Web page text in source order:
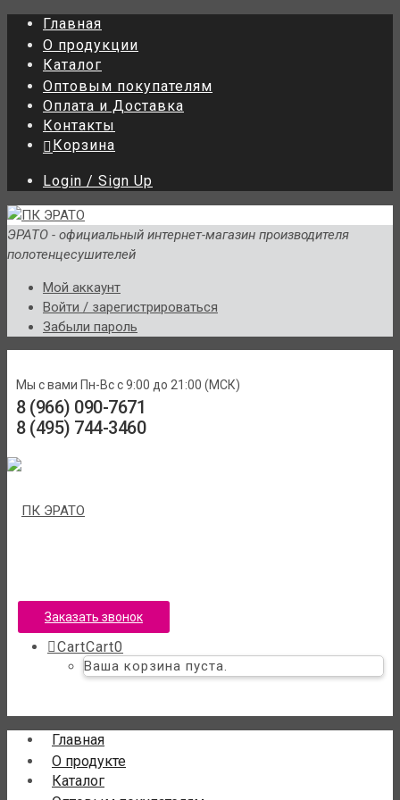
Главная
О продукции
Каталог
Оптовым покупателям
Оплата и Доставка
Контакты
Корзина
Login / Sign Up
ЭРАТО - официальный интернет-магазин производителя
полотенцесушителей
Мой аккаунт
Войти / зарегистрироваться
Забыли пароль
Мы с вами Пн-Вс c 9:00 до 21:00 (МСК)
8 (966) 090-7671
8 (495) 744-3460
Заказать звонок
CartCart0
Ваша корзина пуста.
Главная
О продукте
Каталог